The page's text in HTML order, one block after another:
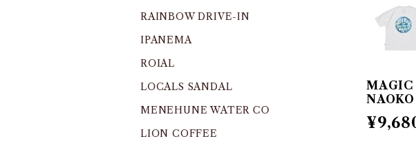
MAGIC
RAINBOW DRIVE-IN
IPANEMA
ROIAL
LOCALS SANDAL
MENEHUNE WATER CO
LION COFFEE